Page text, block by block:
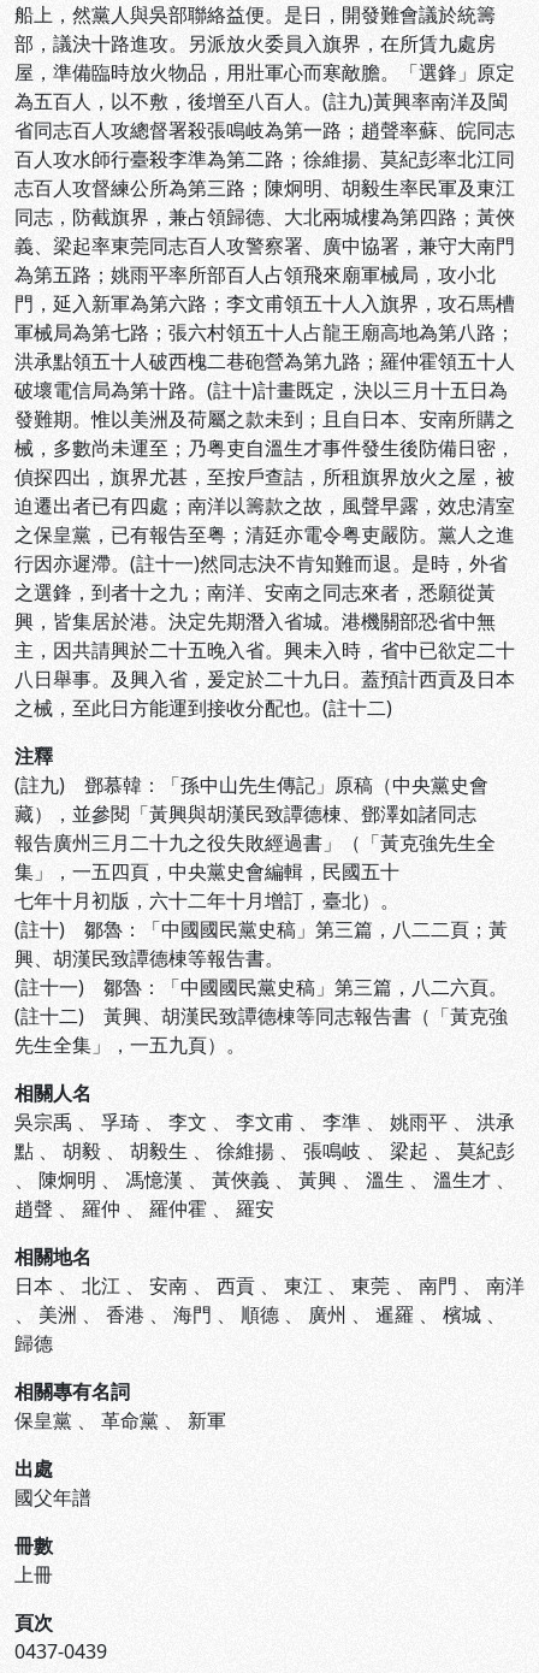
船上，然黨人與吳部聯絡益便。是日，開發難會議於統籌
部，議決十路進攻。另派放火委員入旗界，在所賃九處房
屋，準備臨時放火物品，用壯軍心而寒敵膽。「選鋒」原定
為五百人，以不敷，後增至八百人。(註九)黃興率南洋及閩
省同志百人攻總督署殺張鳴岐為第一路；趙聲率蘇、皖同志
百人攻水師行臺殺李準為第二路；徐維揚、莫紀彭率北江同
志百人攻督練公所為第三路；陳炯明、胡毅生率民軍及東江
同志，防截旗界，兼占領歸德、大北兩城樓為第四路；黃俠
義、梁起率東莞同志百人攻警察署、廣中協署，兼守大南門
為第五路；姚雨平率所部百人占領飛來廟軍械局，攻小北
門，延入新軍為第六路；李文甫領五十人入旗界，攻石馬槽
軍械局為第七路；張六村領五十人占龍王廟高地為第八路；
洪承點領五十人破西槐二巷砲營為第九路；羅仲霍領五十人
破壞電信局為第十路。(註十)計畫既定，決以三月十五日為
發難期。惟以美洲及荷屬之款未到；且自日本、安南所購之
械，多數尚未運至；乃粤吏自溫生才事件發生後防備日密，
偵探四出，旗界尤甚，至按戶查詰，所租旗界放火之屋，被
迫遷出者已有四處；南洋以籌款之故，風聲早露，效忠清室
之保皇黨，已有報告至粤；清廷亦電令粤吏嚴防。黨人之進
行因亦遲滯。(註十一)然同志決不肯知難而退。是時，外省
之選鋒，到者十之九；南洋、安南之同志來者，悉願從黃
興，皆集居於港。決定先期潛入省城。港機關部恐省中無
主，因共請興於二十五晚入省。興未入時，省中已欲定二十
八日舉事。及興入省，爰定於二十九日。蓋預計西貢及日本
之械，至此日方能運到接收分配也。(註十二)
注釋
(註九) 鄧慕韓：「孫中山先生傳記」原稿（中央黨史會
藏），並參閱「黃興與胡漢民致譚德棟、鄧澤如諸同志
報告廣州三月二十九之役失敗經過書」（「黃克強先生全
集」，一五四頁，中央黨史會編輯，民國五十
七年十月初版，六十二年十月增訂，臺北）。
(註十) 鄒魯：「中國國民黨史稿」第三篇，八二二頁；黃
興、胡漢民致譚德棟等報告書。
(註十一) 鄒魯：「中國國民黨史稿」第三篇，八二六頁。
(註十二) 黃興、胡漢民致譚德棟等同志報告書（「黃克強
先生全集」，一五九頁）。
相關人名
吳宗禹 、 孚琦 、 李文 、 李文甫 、 李準 、 姚雨平 、 洪承
點 、 胡毅 、 胡毅生 、 徐維揚 、 張鳴岐 、 梁起 、 莫紀彭
、 陳炯明 、 馮憶漢 、 黃俠義 、 黃興 、 溫生 、 溫生才 、
趙聲 、 羅仲 、 羅仲霍 、 羅安
相關地名
日本 、 北江 、 安南 、 西貢 、 東江 、 東莞 、 南門 、 南洋
、 美洲 、 香港 、 海門 、 順德 、 廣州 、 暹羅 、 檳城 、
歸德
相關專有名詞
保皇黨 、 革命黨 、 新軍
出處
國父年譜
冊數
上冊
頁次
0437-0439